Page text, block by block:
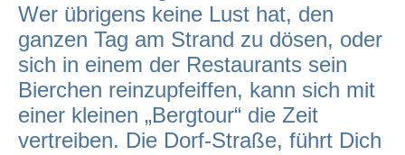
Wer übrigens keine Lust hat, den
ganzen Tag am Strand zu dösen, oder
sich in einem der Restaurants sein
Bierchen reinzupfeiffen, kann sich mit
einer kleinen „Bergtour“ die Zeit
vertreiben. Die Dorf-Straße, führt Dich